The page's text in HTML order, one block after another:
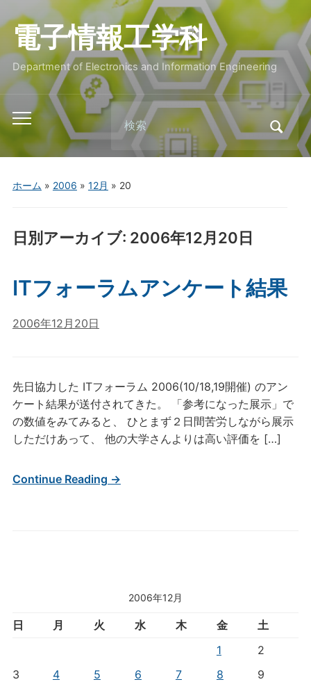
電子情報工学科
Department of Electronics and Information Engineering
Toggle
mobile
menu
Search
for:
ホーム » 2006 » 12月 » 20
日別アーカイブ: 2006年12月20日
2006年12月
日 月 火 水 木 金
土
1
2
3
4 5 6 7 8
9
ITフォーラムアンケート結果
2006年12月20日
先日協力した ITフォーラム 2006(10/18,19開催) のアン
ケート結果が送付されてきた。 「参考になった展示」で
の数値をみてみると、 ひとまず２日間苦労しながら展示
しただけあって、 他の大学さんよりは高い評価を […]
Continue Reading →